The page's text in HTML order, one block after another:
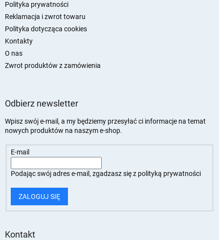
Polityka prywatności
Reklamacja i zwrot towaru
Polityka dotycząca cookies
Kontakty
O nas
Zwrot produktów z zamówienia
Odbierz newsletter
Wpisz swój e-mail, a my będziemy przesyłać ci informacje na temat
nowych produktów na naszym e-shop.
E-mail
Podając swój adres e-mail, zgadzasz się z polityką prywatności
ZALOGUJ SIĘ
Kontakt